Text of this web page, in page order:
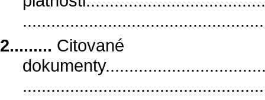
2......... Citované